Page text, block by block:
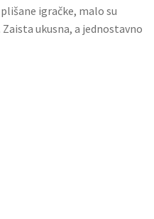
igračke, malo su
ukusna, a jednostavno